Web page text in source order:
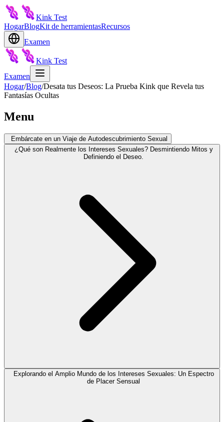
Kink Test
HogarBlogKit de herramientasRecursos
Examen
Kink Test
Examen
Hogar/Blog/Desata tus Deseos: La Prueba Kink que Revela tus
Fantasías Ocultas
Menu
Embárcate en un Viaje de Autodescubrimiento Sexual
¿Qué son Realmente los Intereses Sexuales? Desmintiendo Mitos y
Definiendo el Deseo.
Explorando el Amplio Mundo de los Intereses Sexuales: Un Espectro
de Placer Sensual